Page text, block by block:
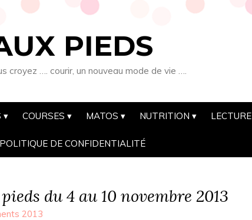
PIEDS
croyez …. courir, un nouveau mode de vie ….
COURSES MATOS NUTRITION LECTURE
POLITIQUE DE CONFIDENTIALITÉ
du 4 au 10 novembre 2013
2013